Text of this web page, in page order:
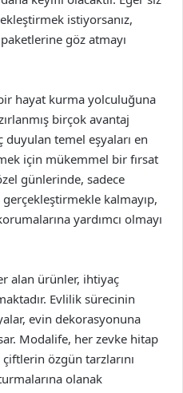
istiyorsanız,
göz atmayı
hayat kurma yolculuğuna
birçok avantaj
duyulan temel eşyaları en
için mükemmel bir fırsat
günlerinde, sadece
kalmayıp,
yardımcı olmayı
alan ürünler, ihtiyaç
Evlilik sürecinin
evin dekorasyonuna
Modalife, her zevke hitap
özgün tarzlarını
olanak